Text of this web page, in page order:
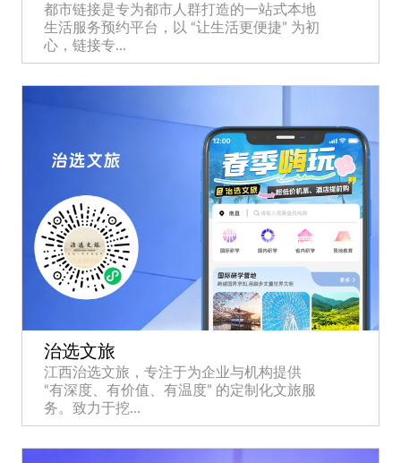
都市链接是专为都市人群打造的一站式本地
生活服务预约平台，以 “让生活更便捷” 为初
心，链接专...
治选文旅
江西治选文旅，专注于为企业与机构提供
“有深度、有价值、有温度” 的定制化文旅服
务。致力于挖...